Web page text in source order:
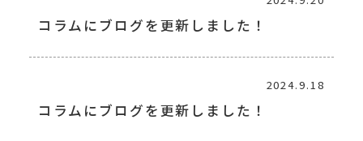
コラムにブログを更新しました！
2024.9.18
コラムにブログを更新しました！